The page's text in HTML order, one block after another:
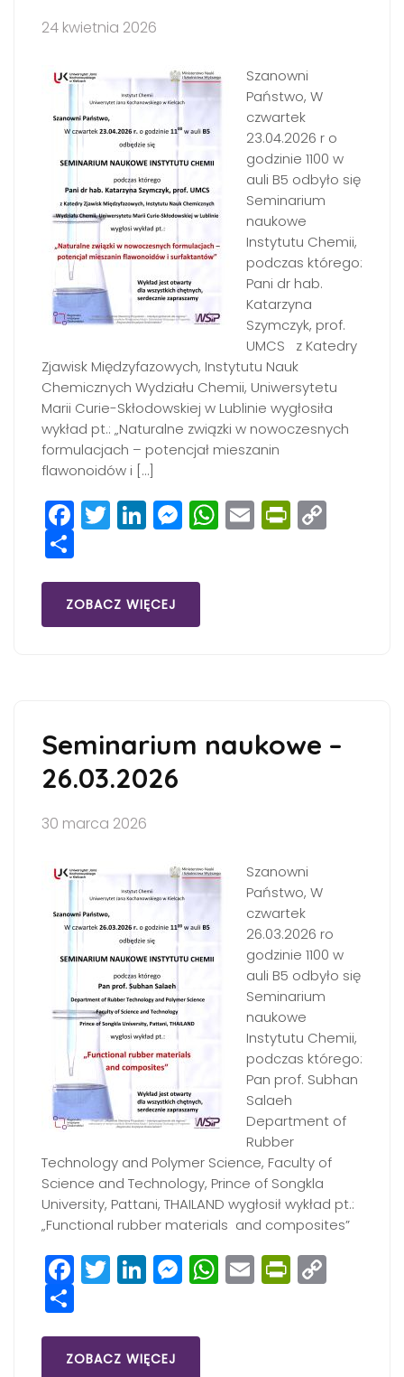
24 kwietnia 2026
Szanowni
Państwo, W
czwartek
23.04.2026 r o
godzinie 1100 w
auli B5 odbyło się
Seminarium
naukowe
Instytutu Chemii,
podczas którego:
Pani dr hab.
Katarzyna
Szymczyk, prof.
UMCS z Katedry
Zjawisk Międzyfazowych, Instytutu Nauk
Chemicznych Wydziału Chemii, Uniwersytetu
Marii Curie-Skłodowskiej w Lublinie wygłosiła
wykład pt.: „Naturalne związki w nowoczesnych
formulacjach – potencjał mieszanin
flawonoidów i […]
Facebook
Twitter
LinkedIn
Messenger
WhatsApp
Email
Share
ZOBACZ WIĘCEJ
Seminarium naukowe –
26.03.2026
30 marca 2026
Szanowni
Państwo, W
czwartek
26.03.2026 ro
godzinie 1100 w
auli B5 odbyło się
Seminarium
naukowe
Instytutu Chemii,
podczas którego:
Pan prof. Subhan
Salaeh
Department of
Rubber
Technology and Polymer Science, Faculty of
Science and Technology, Prince of Songkla
University, Pattani, THAILAND wygłosił wykład pt.:
„Functional rubber materials and composites”
Facebook
Twitter
LinkedIn
Messenger
WhatsApp
Email
Share
ZOBACZ WIĘCEJ